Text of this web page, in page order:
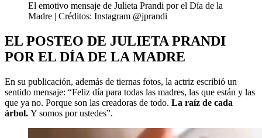
El emotivo mensaje de Julieta Prandi por el Día de la
Madre | Créditos: Instagram @jprandi
EL POSTEO DE JULIETA PRANDI
POR EL DÍA DE LA MADRE
En su publicación, además de tiernas fotos, la actriz escribió un
sentido mensaje: “Feliz día para todas las madres, las que están y las
que ya no. Porque son las creadoras de todo. La raíz de cada
árbol. Y somos por ustedes”.